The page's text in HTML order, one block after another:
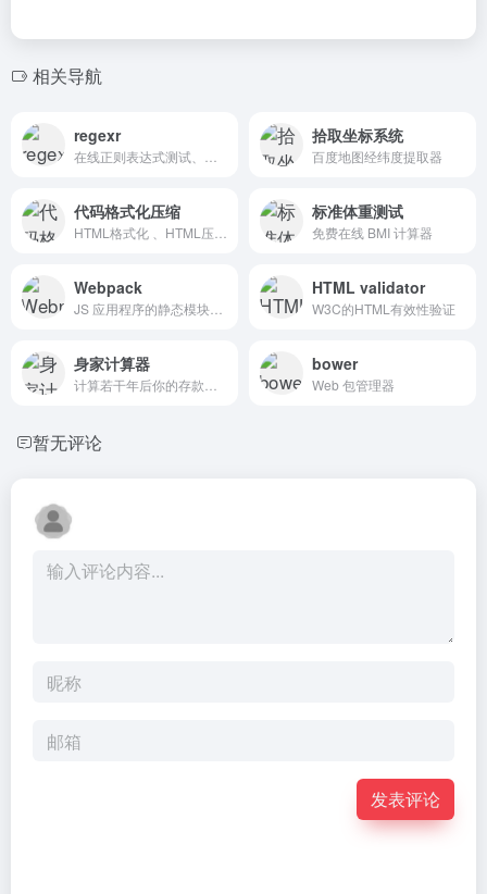
相关导航
regexr 拾取坐标系统
百度地图经纬度提取器
代码格式化压缩 标准体重测试
免费在线 BMI 计算器
Webpack HTML validator
W3C的HTML有效性验证
身家计算器 bower
Web 包管理器
暂无评论
发表评论